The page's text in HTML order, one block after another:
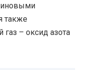
также
– оксид азота